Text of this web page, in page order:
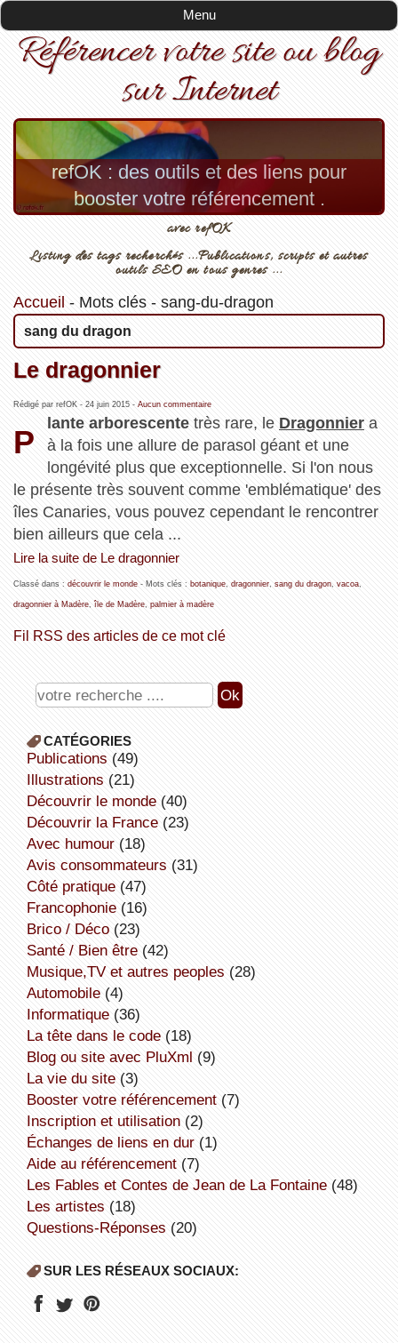
Menu
Référencer votre site ou blog
sur Internet
refOK : des outils et des liens pour
booster votre référencement .
avec refOK
Listing des tags recherchés ...Publications, scripts et autres
outils SEO en tous genres ...
Accueil - Mots clés- sang-du-dragon
sang du dragon
Le dragonnier
Rédigé par refOK - 24 juin 2015- Aucun commentaire
P
lante arborescente très rare, le Dragonnier a
à la fois une allure de parasol géant et une
longévité plus que exceptionnelle. Si l'on nous
le présente très souvent comme 'emblématique' des
îles Canaries, vous pouvez cependant le rencontrer
bien ailleurs que cela ...
Lire la suite de Le dragonnier
Classé dans : découvrir le monde- Mots clés : botanique, dragonnier, sang du dragon, vacoa,
dragonnier à Madère, île de Madère, palmier à madère
Fil RSS des articles de ce mot clé
CATÉGORIES
publications (49)
illustrations (21)
découvrir le monde(40)
découvrir la France(23)
avec humour(18)
avis consommateurs (31)
côté pratique(47)
Francophonie(16)
Brico / Déco(23)
Santé / Bien être(42)
Musique,TV et autres peoples (28)
Automobile(4)
informatique(36)
la tête dans le code(18)
Blog ou site avec PluXml (9)
la vie du site(3)
booster votre référencement(7)
inscription et utilisation(2)
échanges de liens en dur(1)
aide au référencement(7)
Les Fables et Contes de Jean de La Fontaine(48)
Les artistes (18)
Questions-Réponses (20)
SUR LES RÉSEAUX SOCIAUX: